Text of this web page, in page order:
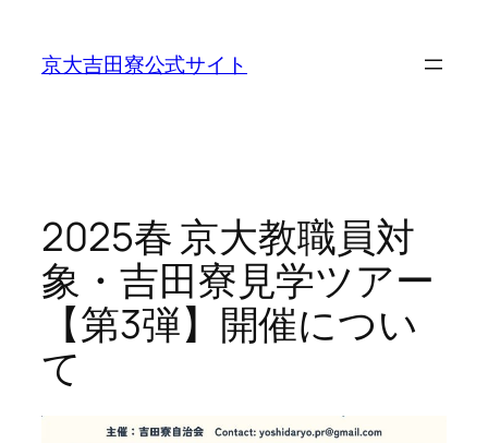
京大吉田寮公式サイト
2025春 京大教職員対
象・吉田寮見学ツアー
【第3弾】開催につい
て